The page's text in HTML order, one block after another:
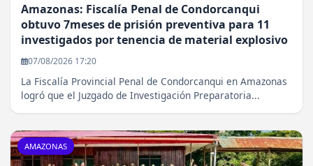
Amazonas: Fiscalía Penal de Condorcanqui
obtuvo 7meses de prisión preventiva para 11
investigados por tenencia de material explosivo
07/08/2026 17:20
La Fiscalía Provincial Penal de Condorcanqui en Amazonas
logró que el Juzgado de Investigación Preparatoria...
AMAZONAS